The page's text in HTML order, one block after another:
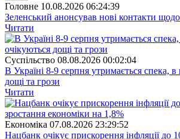
Головне 10.08.2026 06:24:39
Зеленський анонсував нові контакти
Читати
Суспiльство 08.08.2026 00:02:04
В Україні 8-9 серпня утримається спека,
дощі та грози
Читати
Економіка 07.08.2026 23:29:52
Нацбанк очікує прискорення інфляції до